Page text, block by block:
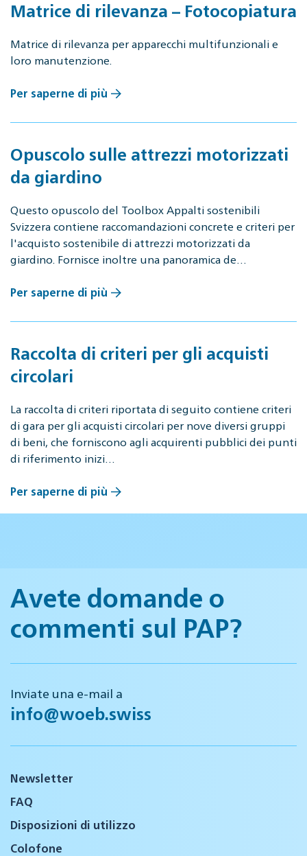
Matrice di rilevanza – Fotocopiatura
Matrice di rilevanza per apparecchi multifunzionali e
loro manutenzione.
Per saperne di più
Opuscolo sulle attrezzi motorizzati
da giardino
Questo opuscolo del Toolbox Appalti sostenibili
Svizzera contiene raccomandazioni concrete e criteri per
l'acquisto sostenibile di attrezzi motorizzati da
giardino. Fornisce inoltre una panoramica de…
Per saperne di più
Raccolta di criteri per gli acquisti
circolari
La raccolta di criteri riportata di seguito contiene criteri
di gara per gli acquisti circolari per nove diversi gruppi
di beni, che forniscono agli acquirenti pubblici dei punti
di riferimento inizi…
Per saperne di più
Avete domande o
commenti sul PAP?
Inviate una e-mail a
info@woeb.swiss
Newsletter
FAQ
Disposizioni di utilizzo
Colofone